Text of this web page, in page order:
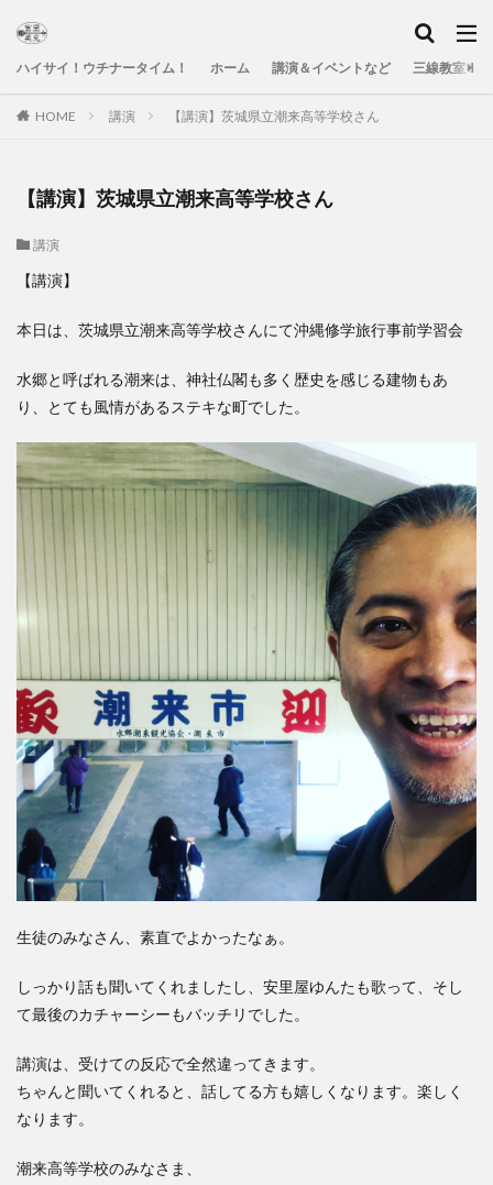
ハイサイ！ウチナータイム！ ホーム 講演＆イベントなど 三線教室＆
HOME 講演 【講演】茨城県立潮来高等学校さん
【講演】茨城県立潮来高等学校さん
講演
【講演】
本日は、茨城県立潮来高等学校さんにて沖縄修学旅行事前学習会
水郷と呼ばれる潮来は、神社仏閣も多く歴史を感じる建物もあ
り、とても風情があるステキな町でした。
生徒のみなさん、素直でよかったなぁ。
しっかり話も聞いてくれましたし、安里屋ゆんたも歌って、そし
て最後のカチャーシーもバッチリでした。
講演は、受けての反応で全然違ってきます。
ちゃんと聞いてくれると、話してる方も嬉しくなります。楽しく
なります。
潮来高等学校のみなさま、